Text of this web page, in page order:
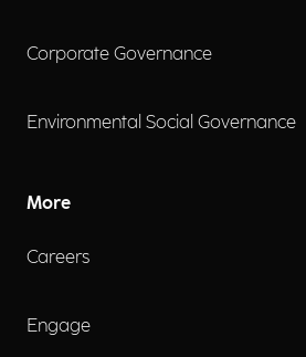
Corporate Governance
Environmental Social Governance
More
Careers
Engage